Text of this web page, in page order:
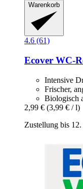
Warenkorb
4.6 (61)
Ecover WC-​
Intensive
Frischer,
Biologisch
2,99 € (3,99 € / l)
Zustellung bis